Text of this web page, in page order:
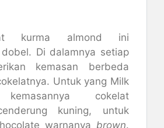
kurma almond ini
Di dalamnya setiap
kemasan berbeda
Untuk yang Milk
kemasannya cokelat
kuning, untuk
warnanya brown.